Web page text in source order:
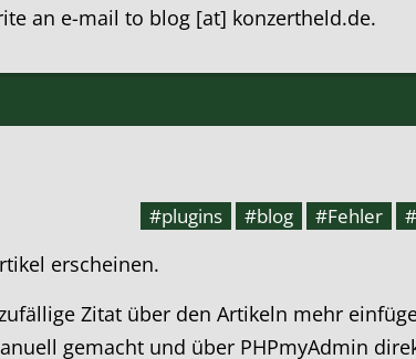
an e-mail to blog [at] konzertheld.de.
#plugins #blog #Fehler
erscheinen.
Zitat über den Artikeln mehr
gemacht und über PHPmyAdmin